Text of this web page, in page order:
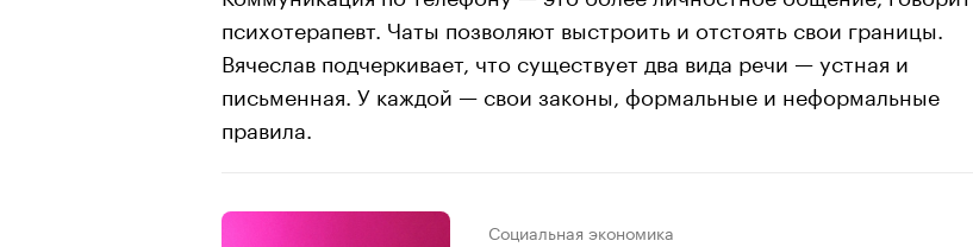
психотерапевт. Чаты позволяют выстроить и отстоять свои границы.
Вячеслав подчеркивает, что существует два вида речи — устная и
письменная. У каждой — свои законы, формальные и неформальные
правила.
Социальная экономика